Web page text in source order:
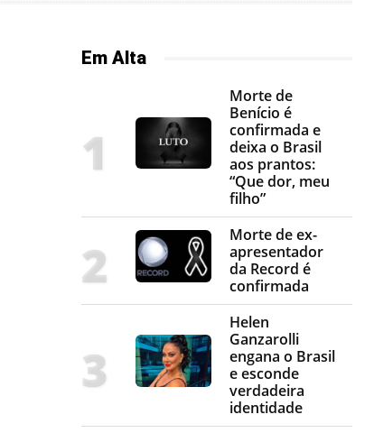
Em Alta
Morte de
Benício é
confirmada e
deixa o Brasil
aos prantos:
“Que dor, meu
filho”
Morte de ex-
apresentador
da Record é
confirmada
Helen
Ganzarolli
engana o Brasil
e esconde
verdadeira
identidade